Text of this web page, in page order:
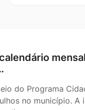
do Programa
no município.